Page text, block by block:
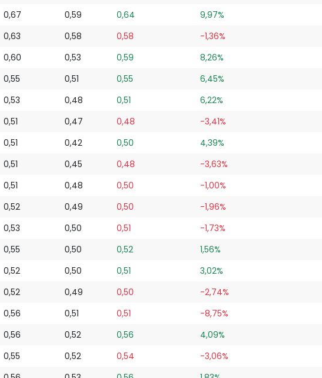
0,67 0,59 0,64 9,97%
0,63 0,58 0,58 -1,36%
0,60 0,53 0,59 8,26%
0,55 0,51 0,55 6,45%
0,53 0,48 0,51 6,22%
0,51 0,47 0,48 -3,41%
0,51 0,42 0,50 4,39%
0,51 0,45 0,48 -3,63%
0,51 0,48 0,50 -1,00%
0,52 0,49 0,50 -1,96%
0,53 0,50 0,51 -1,73%
0,55 0,50 0,52 1,56%
0,52 0,50 0,51 3,02%
0,52 0,49 0,50 -2,74%
0,56 0,51 0,51 -8,75%
0,56 0,52 0,56 4,09%
0,55 0,52 0,54 -3,06%